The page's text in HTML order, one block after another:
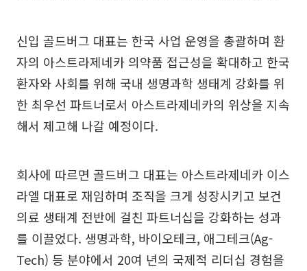
신입 골드버그 대표는 한국 사업 운영을 총괄하며 환
자의 아스트라제네카 의약품 접근성을 확대하고 한국
환자와 사회를 위해 국내 생명과학 생태계 강화를 위
한 최우선 파트너로서 아스트라제네카의 위상을 지속
해서 제고해 나갈 예정이다.
회사에 따르면 골드버그 대표는 아스트라제네카 이스
라엘 대표로 재임하며 조직을 크게 성장시키고 보건
의료 생태계 전반에 걸친 파트너십을 강화하는 성과
를 이끌었다. 생명과학, 바이오테크, 애그테크(Ag-
Tech) 등 분야에서 20여 년의 국제적 리더십 경험을